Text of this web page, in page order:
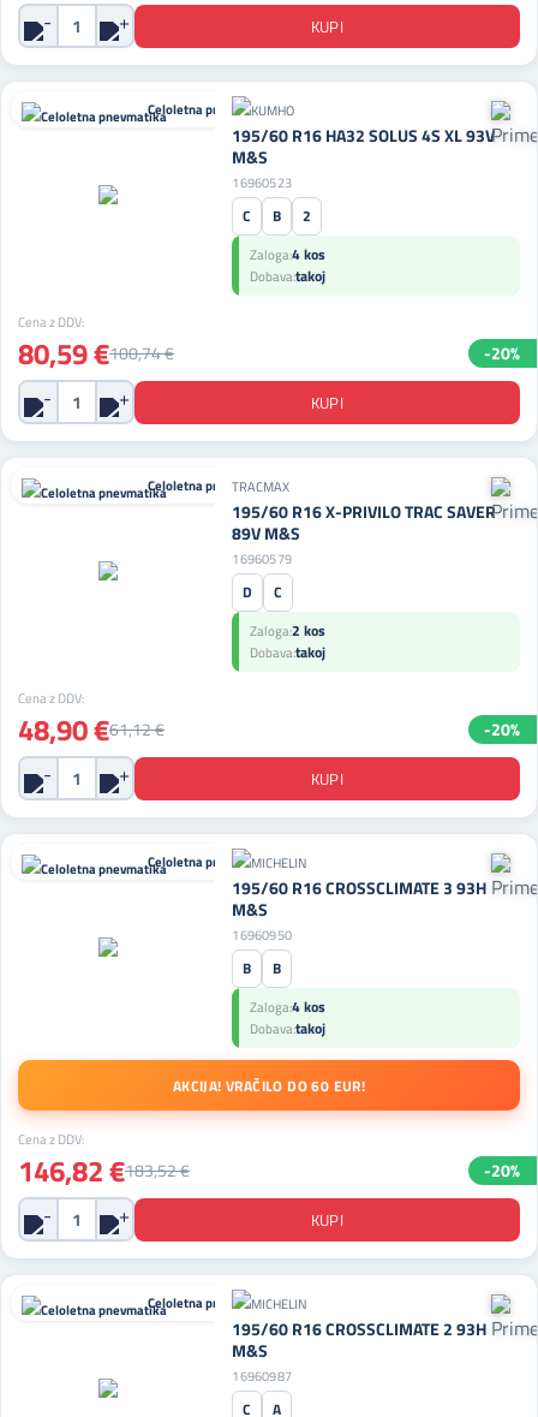
Celoletna pnevmatika
195/60 R16 HA32 SOLUS 4S XL 93V
M&S
16960523
C B 2
Zaloga:4 kos
Dobava:takoj
Cena z DDV:
80,59 €100,74 € -20%
Celoletna pnevmatika
TRACMAX
195/60 R16 X-PRIVILO TRAC SAVER
89V M&S
16960579
D C
Zaloga:2 kos
Dobava:takoj
Cena z DDV:
48,90 €61,12 € -20%
Celoletna pnevmatika
195/60 R16 CROSSCLIMATE 3 93H
M&S
16960950
B B
Zaloga:4 kos
Dobava:takoj
AKCIJA! VRAČILO DO 60 EUR!
Cena z DDV:
146,82 €183,52 € -20%
Celoletna pnevmatika
195/60 R16 CROSSCLIMATE 2 93H
M&S
16960987
C A